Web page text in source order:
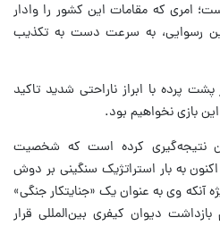
امری که مقامات این کشور را وادار
رسوایی، به سرعت دست به تکذیب
پرده با ابراز ناراحتی شدید تاکید
بازی نخواهیم بود.
نتیجه‌گیری کرده است که شخصیت
به بار استراتژیک سنگینی بر دوش
وی به عنوان یک «جنایتکار جنگی»
دیوان کیفری بین‌المللی قرار